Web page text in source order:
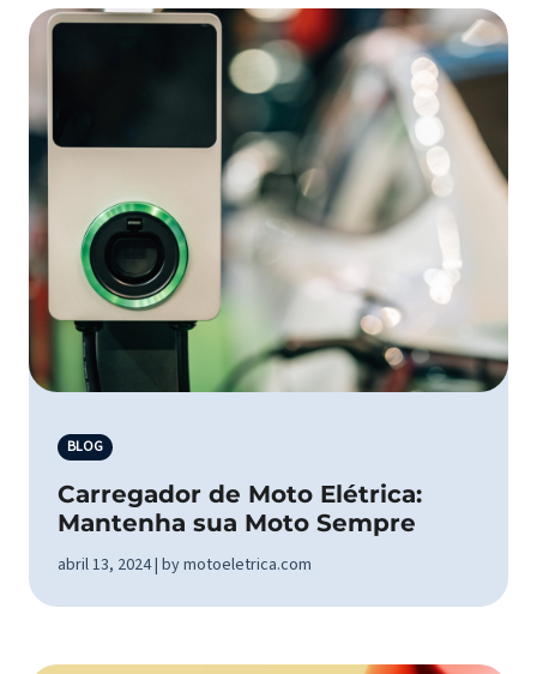
BLOG
Carregador de Moto Elétrica:
Mantenha sua Moto Sempre
abril 13, 2024 | by motoeletrica.com